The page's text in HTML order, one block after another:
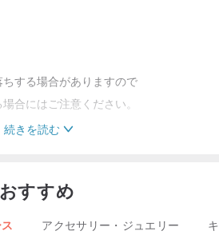
する場合がありますので
合にはご注意ください。
続きを読む
すすめ
アクセサリー・ジュエリー